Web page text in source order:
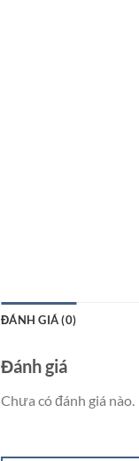
ĐÁNH GIÁ (0)
Đánh giá
Chưa có đánh giá nào.